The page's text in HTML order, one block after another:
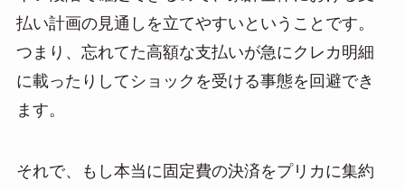
払い計画の見通しを立てやすいということです。
つまり、忘れてた高額な支払いが急にクレカ明細
に載ったりしてショックを受ける事態を回避でき
ます。
それで、もし本当に固定費の決済をプリカに集約